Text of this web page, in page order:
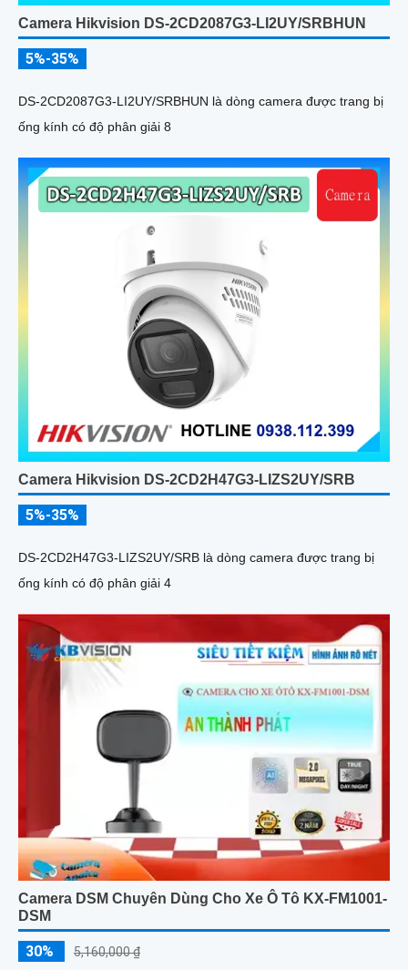
Camera Hikvision DS-2CD2087G3-LI2UY/SRBHUN
5%-35%
DS-2CD2087G3-LI2UY/SRBHUN là dòng camera được trang bị
ống kính có độ phân giải 8
Camera Hikvision DS-2CD2H47G3-LIZS2UY/SRB
5%-35%
DS-2CD2H47G3-LIZS2UY/SRB là dòng camera được trang bị
ống kính có độ phân giải 4
Camera DSM Chuyên Dùng Cho Xe Ô Tô KX-FM1001-
DSM
30% 5,160,000 ₫